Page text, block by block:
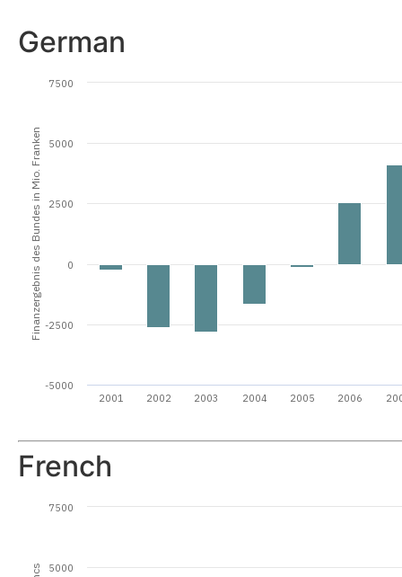
German
Finanzergebnis des Bundes in Mio. Franken
2001 2002 2003 2004 2005 2006
0
-5000
-2500
2500
5000
7500
French
5000
7500